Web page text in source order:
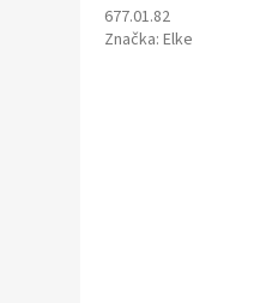
677.01.82
Značka: Elke